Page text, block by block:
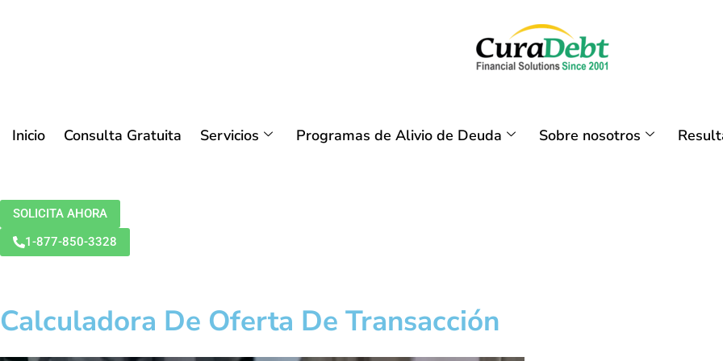
Inicio Consulta Gratuita Servicios Programas de Alivio de Deuda Sobre nosotros
SOLICITA AHORA
1-877-850-3328
Calculadora De Oferta De Transacción